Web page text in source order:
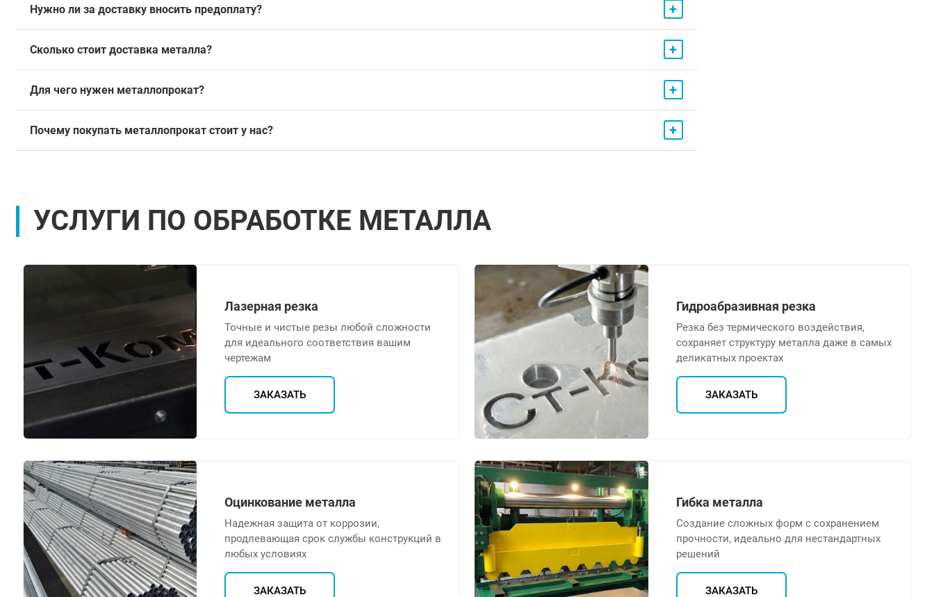
Нужно ли за доставку вносить предоплату? +
Сколько стоит доставка металла? +
Для чего нужен металлопрокат? +
Почему покупать металлопрокат стоит у нас? +
УСЛУГИ ПО ОБРАБОТКЕ МЕТАЛЛА
Лазерная резка
Точные и чистые резы любой сложности
для идеального соответствия вашим
чертежам
ЗАКАЗАТЬ
Гидроабразивная резка
Резка без термического воздействия,
сохраняет структуру металла даже в самых
деликатных проектах
ЗАКАЗАТЬ
Оцинкование металла
Надежная защита от коррозии,
продлевающая срок службы конструкций в
любых условиях
ЗАКАЗАТЬ
Гибка металла
Создание сложных форм с сохранением
прочности, идеально для нестандартных
решений
ЗАКАЗАТЬ